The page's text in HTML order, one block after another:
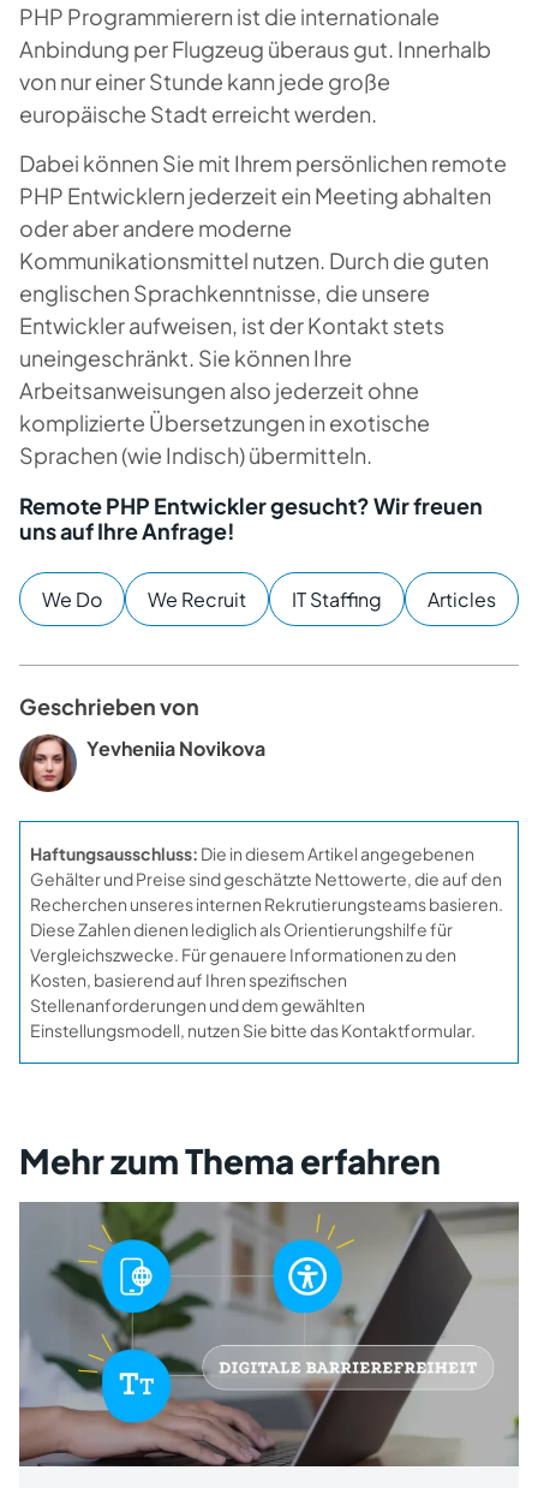
PHP Programmierern ist die internationale
Anbindung per Flugzeug überaus gut. Innerhalb
von nur einer Stunde kann jede große
europäische Stadt erreicht werden.
Dabei können Sie mit Ihrem persönlichen remote
PHP Entwicklern jederzeit ein Meeting abhalten
oder aber andere moderne
Kommunikationsmittel nutzen. Durch die guten
englischen Sprachkenntnisse, die unsere
Entwickler aufweisen, ist der Kontakt stets
uneingeschränkt. Sie können Ihre
Arbeitsanweisungen also jederzeit ohne
komplizierte Übersetzungen in exotische
Sprachen (wie Indisch) übermitteln.
Remote PHP Entwickler gesucht? Wir freuen
uns auf Ihre Anfrage!
We Do We Recruit IT Staffing Articles
Geschrieben von
Yevheniia Novikova
Haftungsausschluss: Die in diesem Artikel angegebenen
Gehälter und Preise sind geschätzte Nettowerte, die auf den
Recherchen unseres internen Rekrutierungsteams basieren.
Diese Zahlen dienen lediglich als Orientierungshilfe für
Vergleichszwecke. Für genauere Informationen zu den
Kosten, basierend auf Ihren spezifischen
Stellenanforderungen und dem gewählten
Einstellungsmodell, nutzen Sie bitte das Kontaktformular.
Mehr zum Thema erfahren